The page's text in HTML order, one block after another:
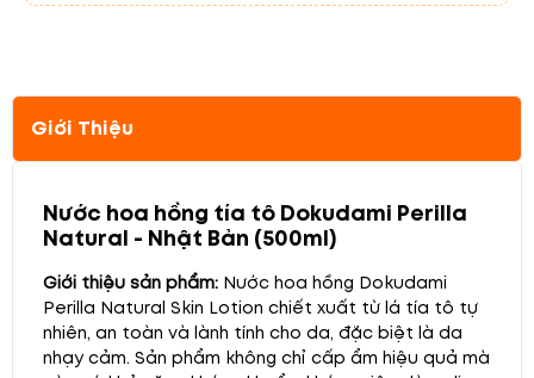
Giới Thiệu
Nước hoa hồng tía tô Dokudami Perilla
Natural - Nhật Bản (500ml)
Giới thiệu sản phẩm: Nước hoa hồng Dokudami
Perilla Natural Skin Lotion chiết xuất từ lá tía tô tự
nhiên, an toàn và lành tính cho da, đặc biệt là da
nhạy cảm. Sản phẩm không chỉ cấp ẩm hiệu quả mà